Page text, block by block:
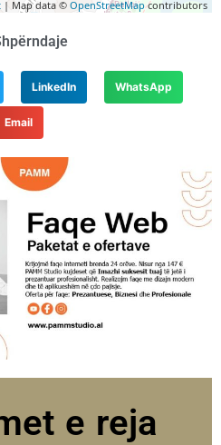
| Map data © OpenStreetMapcontributors
LinkedIn WhatsApp
Email
e reja